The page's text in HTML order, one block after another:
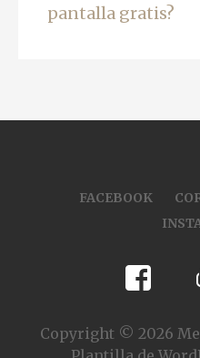
pantalla gratis?
FACEBOOK
Copyright © 2026